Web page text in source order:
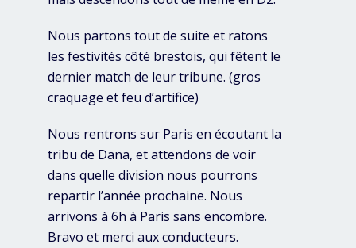
Nous partons tout de suite et ratons
les festivités côté brestois, qui fêtent le
dernier match de leur tribune. (gros
craquage et feu d’artifice)
Nous rentrons sur Paris en écoutant la
tribu de Dana, et attendons de voir
dans quelle division nous pourrons
repartir l’année prochaine. Nous
arrivons à 6h à Paris sans encombre.
Bravo et merci aux conducteurs.